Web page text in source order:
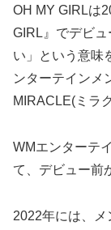
OH MY GIRLは
GIRL』でデビ
い」という意味
ンターテインメ
MIRACLE(ミラ
WMエンターテ
て、デビュー前
2022年には、